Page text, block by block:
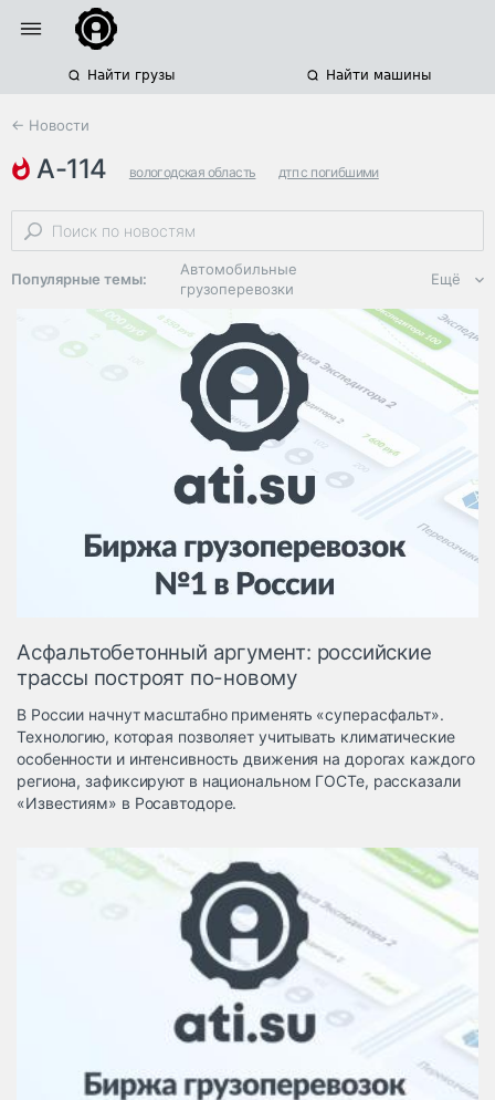
Найти грузы Найти машины
← Новости
а-114 вологодская область дтп с погибшими
ленинградская область
Популярные темы:
Автомобильные
грузоперевозки
Региональная
логистика
ЭДО, ИТ в
логистике
Дороги,
инфраструктура
Логистика, грузы
Негабаритные и
опасные грузы
Безопасность и
Таможня и ВЭД
грузовые
терминалы
Коммерческий
транспорт
Автосервис,
запчасти, шины
Топливо, масла и
автохимия
Ещё
Асфальтобетонный аргумент: российские
трассы построят по-новому
В России начнут масштабно применять «суперасфальт».
Технологию, которая позволяет учитывать климатические
особенности и интенсивность движения на дорогах каждого
региона, зафиксируют в национальном ГОСТе, рассказали
«Известиям» в Росавтодоре.